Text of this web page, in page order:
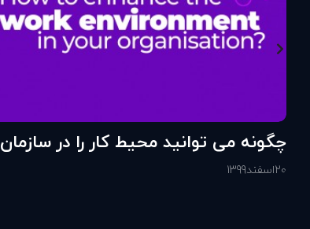
چگونه می توانید محیط کار را در سازمان
خود تقویت کنید؟
20اسفند1399